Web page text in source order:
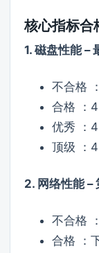
核心指标合
1. 磁盘性能 –
不合格
合格 ：
优秀 ：
顶级 ：
2. 网络性能 –
不合格
合格 ：